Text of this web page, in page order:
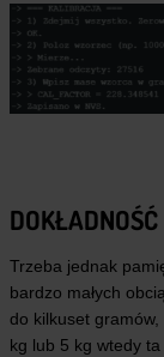
DOKŁADNOŚĆ
Trzeba jednak
bardzo małych
do kilkuset
kg lub 5 kg wtedy